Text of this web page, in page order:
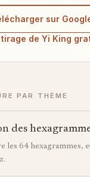
sur
de Yi King
PAR THÈME
des
les 64 hexagrammes,